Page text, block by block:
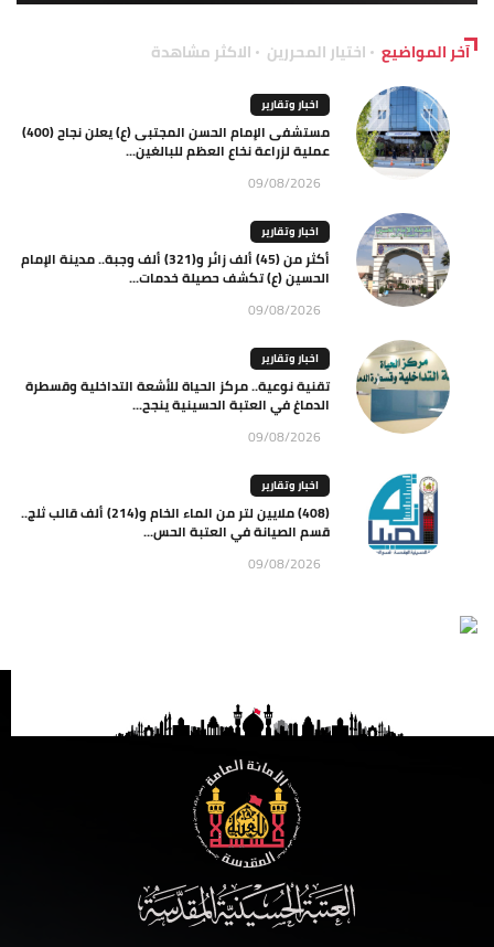
آخر المواضيع اختيار المحررين الاكثر مشاهدة
اخبار وتقارير
مستشفى الإمام الحسن المجتبى (ع) يعلن نجاح (400)
عملية لزراعة نخاع العظم للبالغين...
09/08/2026
اخبار وتقارير
أكثر من (45) ألف زائر و(321) ألف وجبة.. مدينة الإمام
الحسين (ع) تكشف حصيلة خدمات...
09/08/2026
اخبار وتقارير
تقنية نوعية.. مركز الحياة للأشعة التداخلية وقسطرة
الدماغ في العتبة الحسينية ينجح...
09/08/2026
اخبار وتقارير
(408) ملايين لتر من الماء الخام و(214) ألف قالب ثلج..
قسم الصيانة في العتبة الحس...
09/08/2026